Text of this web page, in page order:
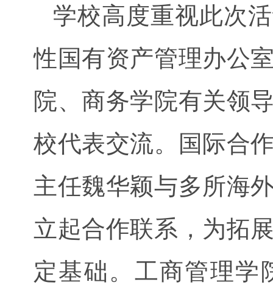
学校高度重视此次
性国有资产管理办公
院、商务学院有关领
校代表交流。国际合
主任魏华颖与多所海
立起合作联系，为拓
定基础。工商管理学